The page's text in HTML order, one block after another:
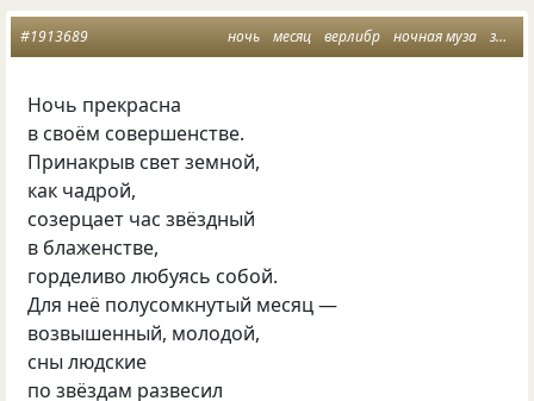
ночь месяц верлибр ночная муза златорогий
#1913689
Ночь прекрасна
в своём совершенстве.
Принакрыв свет земной,
как чадрой,
созерцает час звёздный
в блаженстве,
горделиво любуясь собой.
Для неё полусомкнутый месяц —
возвышенный, молодой,
сны людские
по звёздам развесил